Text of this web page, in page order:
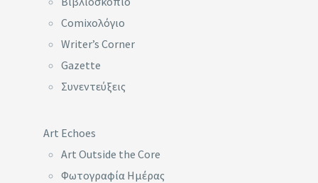
Comixoλόγιο
Writer’s Corner
Gazette
Συνεντεύξεις
Art Echoes
Art Outside the Core
Φωτογραφία Ημέρας